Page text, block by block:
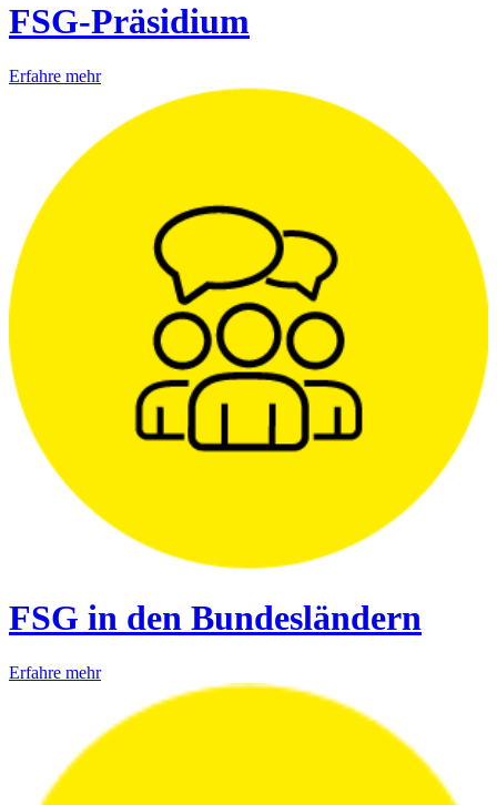
FSG-Präsidium
Erfahre mehr
FSG in den Bundesländern
Erfahre mehr